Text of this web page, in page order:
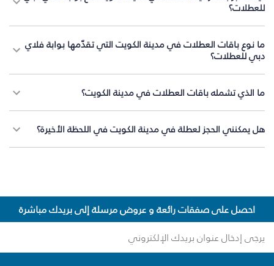
للعطلات؟
ما نوع باقات العطلات في مدينة الكويت التي تقدّمها بوابة فلاي
دبي للعطلات؟
ما الذي تشمله باقات العطلات في مدينة الكويت؟
هل يمكنني الحجز لعطلة في مدينة الكويت في اللحظة الأخيرة؟
احصل على صفقات رائعة و عروض مرسلة إلى بريدك مباشرة